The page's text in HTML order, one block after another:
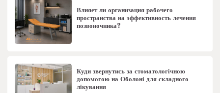
Влияет ли организация рабочего
пространства на эффективность лечения
позвоночника?
Куди звернутись за стоматологічною
допомогою на Оболоні для складного
лікування